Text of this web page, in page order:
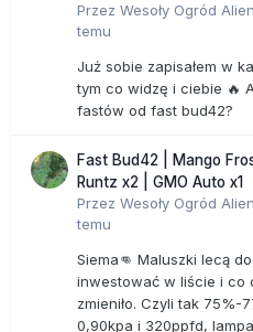
Przez Wesoły Ogród
temu
Już sobie zapisałem w
tym co widzę i ciebie 🔥
fastów od fast bud42?
Fast Bud42 | Mango
Runtz x2 | GMO Auto x1
Przez Wesoły Ogród
temu
Siema👊 Maluszki lecą
inwestować w liście i co
zmieniło. Czyli tak 75%-
0,90kpa i 320ppfd,